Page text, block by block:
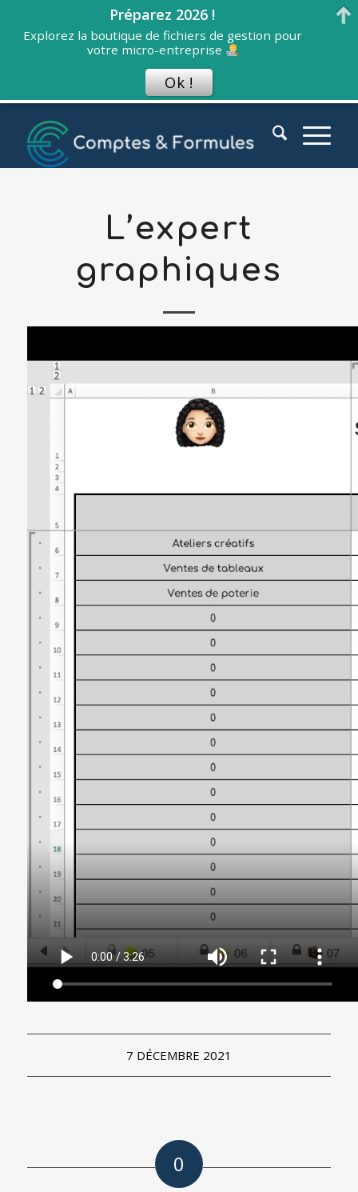
L’expert
graphiques
7 DÉCEMBRE 2021
0
Préparez 2026 !
Explorez la boutique de fichiers de gestion pour
votre micro-entreprise
Ok !